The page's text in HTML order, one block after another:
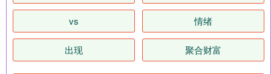
vs 情绪
出现 聚合财富